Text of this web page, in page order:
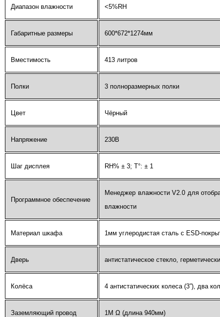
Диапазон влажности <5%RH
Габаритные размеры 600*672*1274мм
Вместимость 413 литров
Полки 3 полноразмерных полки
Цвет Чёрный
Напряжение 230В
Шаг дисплея RH% ± 3; T°: ± 1
Программное обеспечение
Менеджер влажности V2.0 для
влажности
Материал шкафа 1мм углеродистая сталь с ESD-
Дверь антистатическое стекло,
Колёса 4 антистатических колеса (3”), два
Заземляющий провод 1М Ω (длина 940мм)